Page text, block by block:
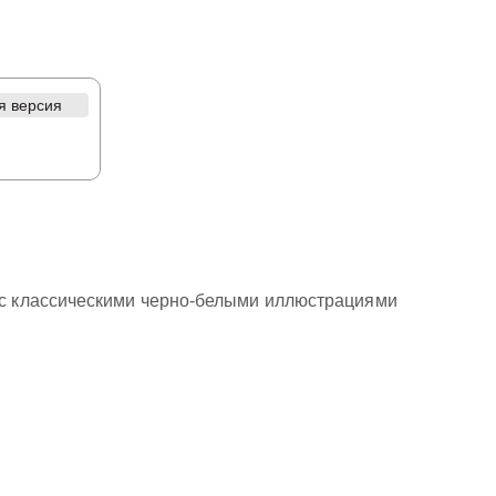
версия
черно-белыми иллюстрациями